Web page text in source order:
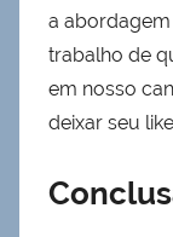
a
trabalho de
em nosso
deixar seu